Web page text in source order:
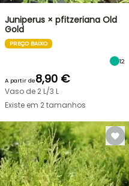
Juniperus × pfitzeriana Old
Gold
PREÇO BAIXO
12
A partir de8,90 €
Vaso de 2 L/3 L
Existe em 2 tamanhos